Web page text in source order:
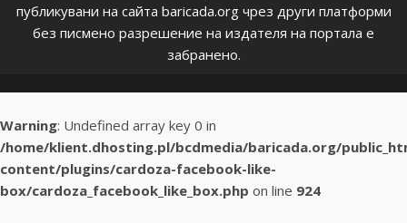
публикувани на сайта baricada.org чрез други платформи
без писмено разрешение на издателя на портала е
забранено.
Warning: Undefined array key 0 in
/home/klient.dhosting.pl/bcdmedia/baricada.org/
content/plugins/cardoza-facebook-like-
box/cardoza_facebook_like_box.php on line 924